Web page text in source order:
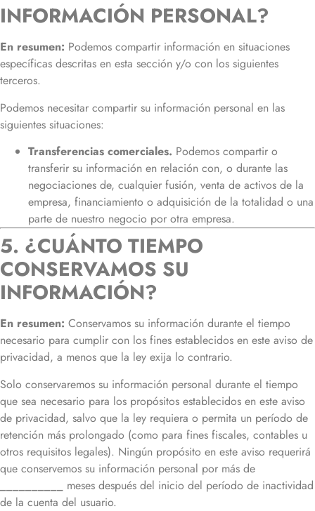
INFORMACIÓN PERSONAL?
En resumen: Podemos compartir información en situaciones
específicas descritas en esta sección y/o con los siguientes
terceros.
Podemos necesitar compartir su información personal en las
siguientes situaciones:
Transferencias comerciales. Podemos compartir o
transferir su información en relación con, o durante las
negociaciones de, cualquier fusión, venta de activos de la
empresa, financiamiento o adquisición de la totalidad o una
parte de nuestro negocio por otra empresa.
5. ¿CUÁNTO TIEMPO
CONSERVAMOS SU
INFORMACIÓN?
En resumen: Conservamos su información durante el tiempo
necesario para cumplir con los fines establecidos en este aviso de
privacidad, a menos que la ley exija lo contrario.
Solo conservaremos su información personal durante el tiempo
que sea necesario para los propósitos establecidos en este aviso
de privacidad, salvo que la ley requiera o permita un período de
retención más prolongado (como para fines fiscales, contables u
otros requisitos legales). Ningún propósito en este aviso requerirá
que conservemos su información personal por más de
meses después del inicio del período de inactividad
de la cuenta del usuario.